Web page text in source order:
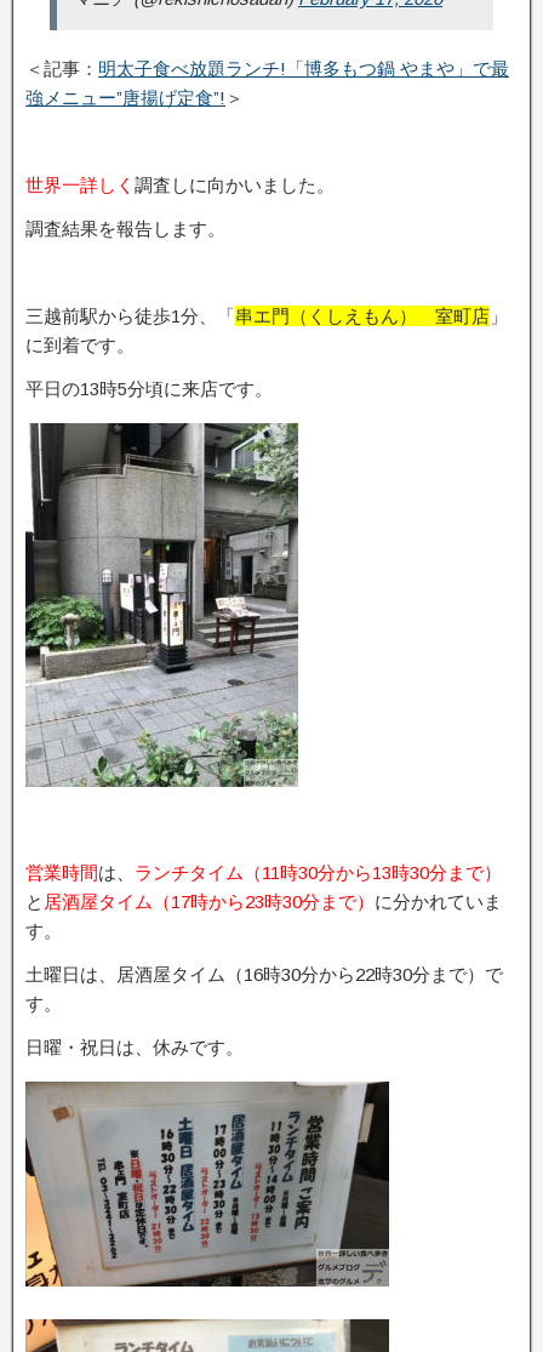
＜記事： 明太子食べ放題ランチ!「博多もつ鍋 やまや」で最
強メニュー”唐揚げ定食”! ＞
世界一詳しく 調査しに向かいました。
調査結果を報告します。
三越前駅から徒歩1分、「串エ門（くしえもん） 室町店 」
に到着です。
平日の13時5分頃に来店です。
営業時間は、 ランチタイム（11時30分から13時30分まで）
と 居酒屋タイム（17時から23時30分まで） に分かれていま
す。
土曜日は、居酒屋タイム（16時30分から22時30分まで）で
す。
日曜・祝日は、休みです。